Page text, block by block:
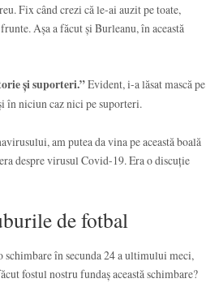
Fix când crezi că le-ai auzit pe toate,
Așa a făcut și Burleanu, în această
și suporteri.”Evident, i-a lăsat mască pe
în niciun caz nici pe suporteri.
am putea da vina pe această boală
despre virusul Covid-19. Era o discuție
de fotbal
schimbare în secunda 24 a ultimului meci,
fostul nostru fundaș această schimbare?